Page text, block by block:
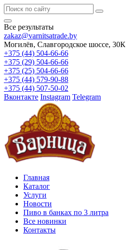
Все результаты
zakaz@varnitsatrade.by
Могилёв, Славгородское шоссе, 30К
+375 (44) 504-66-66
+375 (29) 504-66-66
+375 (25) 504-66-66
+375 (44) 579-90-88
+375 (44) 507-50-02
Вконтакте Instagram Telegram
Главная
Каталог
Услуги
Новости
Пиво в банках по 3 литра
Все новинки
Контакты